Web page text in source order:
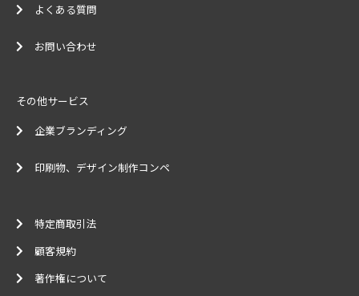
よくある質問
お問い合わせ
その他サービス
企業ブランディング
印刷物、デザイン制作コンペ
特定商取引法
顧客規約
著作権について